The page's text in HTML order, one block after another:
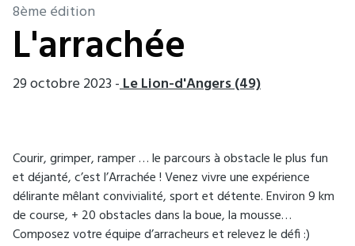
8ème édition
L'arrachée
29 octobre 2023 -Le Lion-d'Angers (49)
Courir, grimper, ramper … le parcours à obstacle le plus fun
et déjanté, c’est l’Arrachée ! Venez vivre une expérience
délirante mêlant convivialité, sport et détente. Environ 9 km
de course, + 20 obstacles dans la boue, la mousse…
Composez votre équipe d’arracheurs et relevez le défi :)